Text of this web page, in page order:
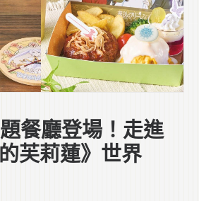
餐廳登場！走進
芙莉蓮》世界